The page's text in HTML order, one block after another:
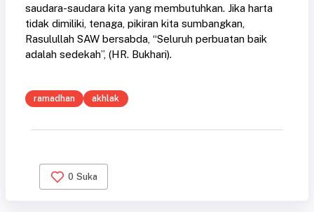
saudara-saudara kita yang membutuhkan. Jika harta
tidak dimiliki, tenaga, pikiran kita sumbangkan,
Rasulullah SAW bersabda, “Seluruh perbuatan baik
adalah sedekah”, (HR. Bukhari).
ramadhan akhlak
0 Suka